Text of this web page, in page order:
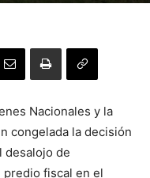
Nacionales y la
congelada la decisión
desalojo de
fiscal en el